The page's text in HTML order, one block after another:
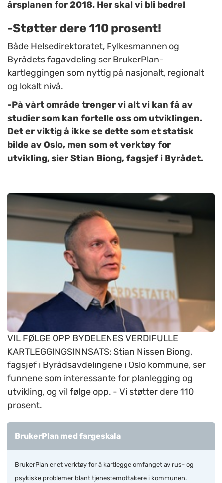
årsplanen for 2018. Her skal vi bli bedre!
-Støtter dere 110 prosent!
Både Helsedirektoratet, Fylkesmannen og
Byrådets fagavdeling ser BrukerPlan-
kartleggingen som nyttig på nasjonalt, regionalt
og lokalt nivå.
-På vårt område trenger vi alt vi kan få av
studier som kan fortelle oss om utviklingen.
Det er viktig å ikke se dette som et statisk
bilde av Oslo, men som et verktøy for
utvikling, sier Stian Biong, fagsjef i Byrådet.
VIL FØLGE OPP BYDELENES VERDIFULLE
KARTLEGGINGSINNSATS: Stian Nissen Biong,
fagsjef i Byrådsavdelingene i Oslo kommune, ser
funnene som interessante for planlegging og
utvikling, og vil følge opp. - Vi støtter dere 110
prosent.
BrukerPlan med fargeskala
BrukerPlan er et verktøy for å kartlegge omfanget av rus- og
psykiske problemer blant tjenestemottakere i kommunen.